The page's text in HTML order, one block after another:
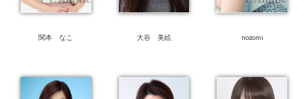
関本 なこ 大谷 美絵 nozomi